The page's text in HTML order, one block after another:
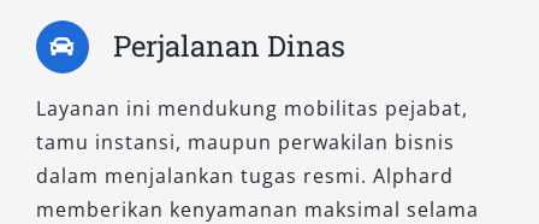
seperti kursi elektrik, sistem multimedia, dan
pencahayaan ambient menjadikannya pilihan
menengah. Cocok untuk Anda yang
membutuhkan kendaraan formal tanpa
mengorbankan kenyamanan.
Perjalanan Dinas
Layanan ini mendukung mobilitas pejabat,
tamu instansi, maupun perwakilan bisnis
dalam menjalankan tugas resmi. Alphard
memberikan kenyamanan maksimal selama